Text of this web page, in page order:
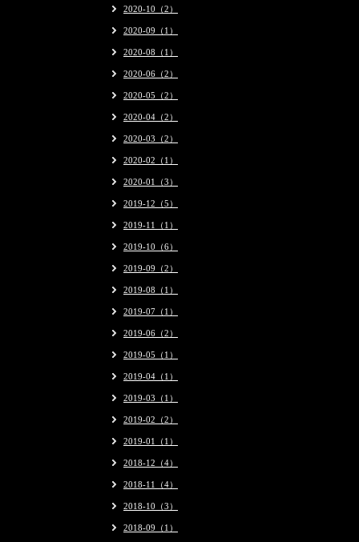
2020-10（2）
2020-09（1）
2020-08（1）
2020-06（2）
2020-05（2）
2020-04（2）
2020-03（2）
2020-02（1）
2020-01（3）
2019-12（5）
2019-11（1）
2019-10（6）
2019-09（2）
2019-08（1）
2019-07（1）
2019-06（2）
2019-05（1）
2019-04（1）
2019-03（1）
2019-02（2）
2019-01（1）
2018-12（4）
2018-11（4）
2018-10（3）
2018-09（1）